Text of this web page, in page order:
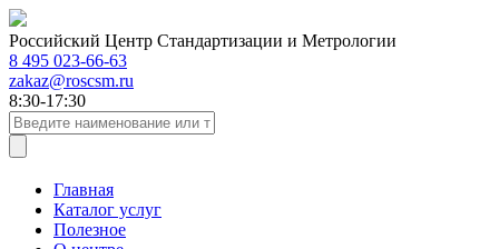
Российский Центр Стандартизации и Метрологии
8 495 023-66-63
zakaz@roscsm.ru
8:30-17:30
Главная
Каталог услуг
Полезное